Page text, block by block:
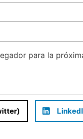
para la